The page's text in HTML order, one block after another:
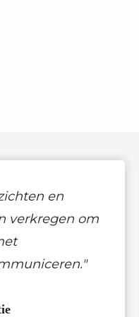
en
verkregen om